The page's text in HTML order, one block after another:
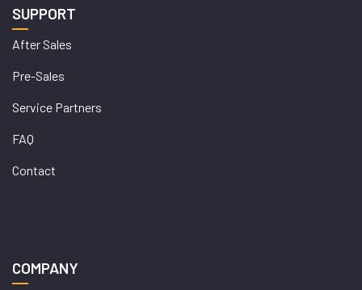
SUPPORT
After Sales
Pre-Sales
Service Partners
FAQ
Contact
COMPANY